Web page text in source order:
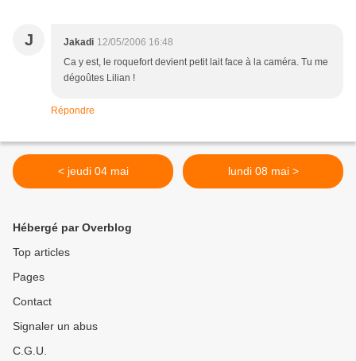
J Jakadi 12/05/2006 16:48
Ca y est, le roquefort devient petit lait face à la caméra. Tu me
dégoûtes Lilian !
Répondre
< jeudi 04 mai lundi 08 mai >
Hébergé par Overblog
Top articles
Pages
Contact
Signaler un abus
C.G.U.